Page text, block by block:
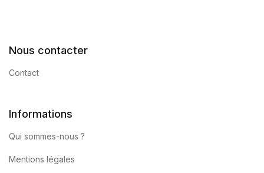
Nous contacter
Contact
Informations
Qui sommes-nous ?
Mentions légales